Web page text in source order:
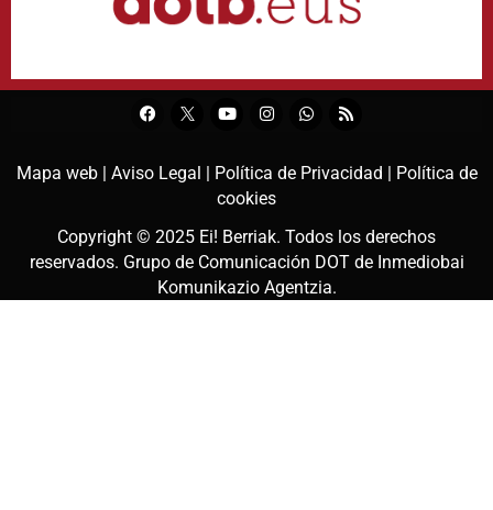
Mapa web | Aviso Legal | Política de Privacidad | Política de
cookies
Copyright © 2025 Ei! Berriak. Todos los derechos
reservados. Grupo de Comunicación DOT de Inmediobai
Komunikazio Agentzia.